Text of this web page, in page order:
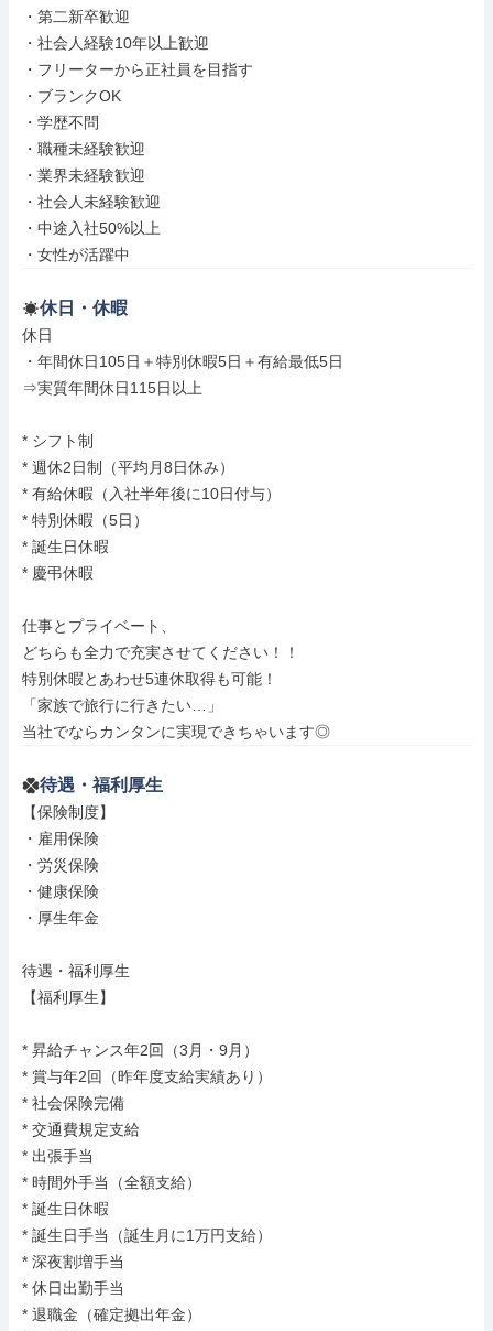
・第二新卒歓迎
・社会人経験10年以上歓迎
・フリーターから正社員を目指す
・ブランクOK
・学歴不問
・職種未経験歓迎
・業界未経験歓迎
・社会人未経験歓迎
・中途入社50%以上
・女性が活躍中
休日・休暇
休日
・年間休日105日＋特別休暇5日＋有給最低5日
⇒実質年間休日115日以上
* シフト制
* 週休2日制（平均月8日休み）
* 有給休暇（入社半年後に10日付与）
* 特別休暇（5日）
* 誕生日休暇
* 慶弔休暇
仕事とプライベート、
どちらも全力で充実させてください！！
特別休暇とあわせ5連休取得も可能！
「家族で旅行に行きたい…」
当社でならカンタンに実現できちゃいます◎
待遇・福利厚生
【保険制度】
・雇用保険
・労災保険
・健康保険
・厚生年金
待遇・福利厚生
【福利厚生】
* 昇給チャンス年2回（3月・9月）
* 賞与年2回（昨年度支給実績あり）
* 社会保険完備
* 交通費規定支給
* 出張手当
* 時間外手当（全額支給）
* 誕生日休暇
* 誕生日手当（誕生月に1万円支給）
* 深夜割増手当
* 休日出勤手当
* 退職金（確定拠出年金）